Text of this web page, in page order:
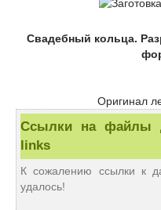
Свадебный кольца.
Оригинал
Ссылки на файлы
links
К сожалению ссылки к
удалось!